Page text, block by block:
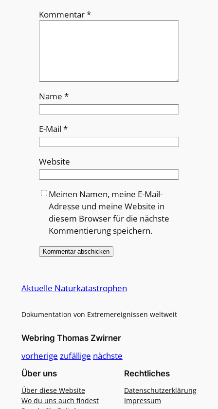
Kommentar*
Name *
E-Mail *
Website
Meinen Namen, meine E-Mail-
Adresse und meine Website in
diesem Browser für die nächste
Kommentierung speichern.
Aktuelle Naturkatastrophen
Dokumentation von Extremereignissen weltweit
Webring Thomas Zwirner
vorherige zufällige nächste
Über uns
Über diese Website
Wo du uns auch findest
Rechtliches
Datenschutzerklärung
Impressum